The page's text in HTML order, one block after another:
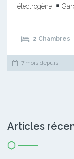
électrogène
2 Chambres
7 mois depuis
Articles